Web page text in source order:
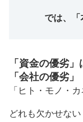
では、「
「資金の優劣」
「会社の優劣」
「ヒト・モノ・カ
どれも欠かせない